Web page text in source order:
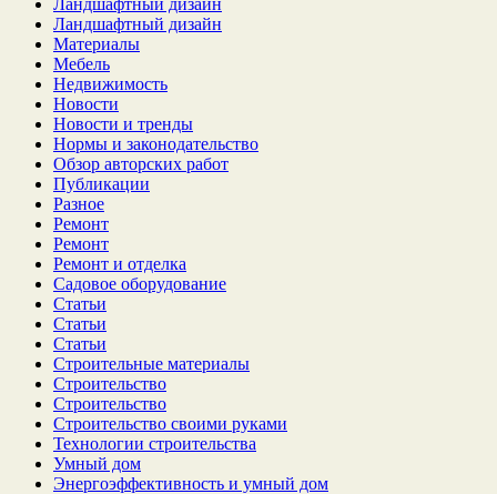
Ландшафтный дизайн
Материалы
Мебель
Недвижимость
Новости
Новости и тренды
Нормы и законодательство
Обзор авторских работ
Публикации
Разное
Ремонт
Ремонт
Ремонт и отделка
Садовое оборудование
Статьи
Статьи
Статьи
Строительные материалы
Строительство
Строительство
Строительство своими руками
Технологии строительства
Умный дом
Энергоэффективность и умный дом